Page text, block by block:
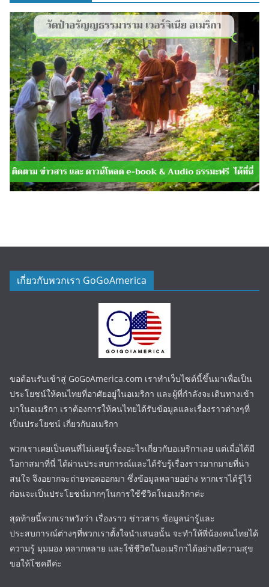
เกี่ยวกับพวกเรา GoGoAmerica
ขอต้อนรับเข้าสู่ GoGoAmerica.com เราทำเว็บไซต์นี้ขึ้นมาเพื่อเป็น
ประโยชน์ให้คนไทยที่อาศัยอยู่ในอเมริกา และผู้ที่กำลังจะเดินทางเข้า
มาในอเมริกา เราต้องการให้คนไทยได้รับข้อมูลและเรื่องราวต่างๆที่
เป็นประโยชน์ เกี่ยวกับอเมริกา
พวกเราเคยเป็นคนที่ไม่เคยรู้เรื่องอะไรเกี่ยวกับอเมริกาเลย แต่เมื่อได้มี
โอกาสมาที่นี่ ได้ผ่านประสบการณ์และได้รับรู้เรื่องราวมากมายที่น่า
สนใจ จึงอยากจะถ่ายทอดออกมา ซึ่งข้อมูลหลายอย่าง หากเราได้รู้ไว้
ก่อนจะเป็นประโยชน์มากๆในการใช้ชีวิตในอเมริกาค่ะ
สุดท้ายนี้พวกเราหวังว่า เรื่องราว ข่าวสาร ข้อมูลน่ารู้และ
ประสบการณ์ต่างๆที่พวกเราตั้งใจนำเสนอนั้น จะทำให้พี่น้องคนไทยได้
ความรู้ มุมมอง หลากหลาย และใช้ชีวิตในอเมริกาได้อย่างมีความสุข
ขอให้โชคดีค่ะ